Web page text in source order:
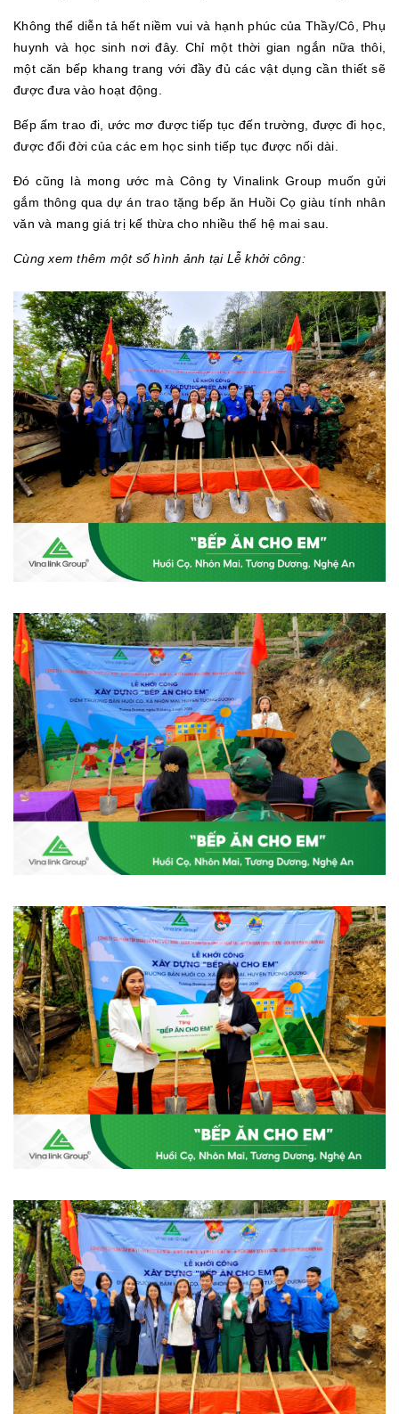
Không thể diễn tả hết niềm vui và hạnh phúc của Thầy/Cô, Phụ
huynh và học sinh nơi đây. Chỉ một thời gian ngắn nữa thôi,
một căn bếp khang trang với đầy đủ các vật dụng cần thiết sẽ
được đưa vào hoạt động.
Bếp ấm trao đi, ước mơ được tiếp tục đến trường, được đi học,
được đổi đời của các em học sinh tiếp tục được nối dài.
Đó cũng là mong ước mà Công ty Vinalink Group muốn gửi
gắm thông qua dự án trao tặng bếp ăn Huồi Cọ giàu tính nhân
văn và mang giá trị kế thừa cho nhiều thế hệ mai sau.
Cùng xem thêm một số hình ảnh tại Lễ khởi công: